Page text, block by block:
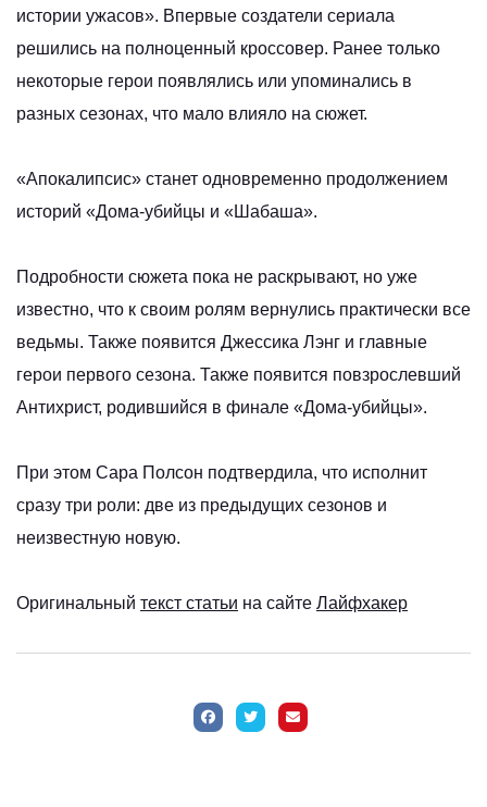
истории ужасов». Впервые создатели сериала
решились на полноценный кроссовер. Ранее только
некоторые герои появлялись или упоминались в
разных сезонах, что мало влияло на сюжет.
«Апокалипсис» станет одновременно продолжением
историй «Дома-убийцы и «Шабаша».
Подробности сюжета пока не раскрывают, но уже
известно, что к своим ролям вернулись практически все
ведьмы. Также появится Джессика Лэнг и главные
герои первого сезона. Также появится повзрослевший
Антихрист, родившийся в финале «Дома-убийцы».
При этом Сара Полсон подтвердила, что исполнит
сразу три роли: две из предыдущих сезонов и
неизвестную новую.
Оригинальный текст статьи на сайте Лайфхакер